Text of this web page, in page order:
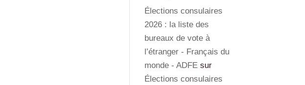
Élections consulaires
2026 : la liste des
bureaux de vote à
l’étranger - Français du
monde - ADFE sur
Élections consulaires